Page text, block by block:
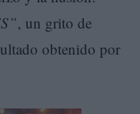
, un grito de
obtenido por